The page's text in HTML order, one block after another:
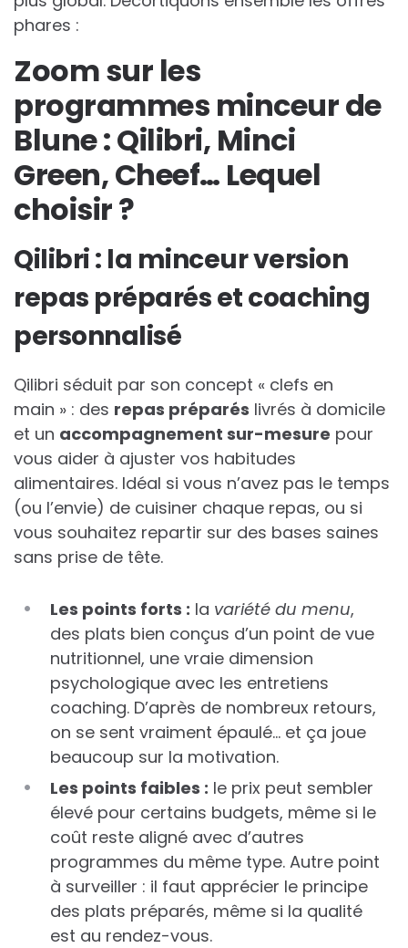
phares :
Zoom sur les
programmes minceur de
Blune : Qilibri, Minci
Green, Cheef… Lequel
choisir ?
Qilibri : la minceur version
repas préparés et coaching
personnalisé
Qilibri séduit par son concept « clefs en
main » : des repas préparés livrés à domicile
et un accompagnement sur-mesure pour
vous aider à ajuster vos habitudes
alimentaires. Idéal si vous n’avez pas le temps
(ou l’envie) de cuisiner chaque repas, ou si
vous souhaitez repartir sur des bases saines
sans prise de tête.
Les points forts : la variété du menu,
des plats bien conçus d’un point de vue
nutritionnel, une vraie dimension
psychologique avec les entretiens
coaching. D’après de nombreux retours,
on se sent vraiment épaulé… et ça joue
beaucoup sur la motivation.
Les points faibles : le prix peut sembler
élevé pour certains budgets, même si le
coût reste aligné avec d’autres
programmes du même type. Autre point
à surveiller : il faut apprécier le principe
des plats préparés, même si la qualité
est au rendez-vous.